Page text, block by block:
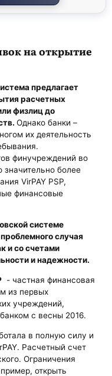
на открытие
предлагает
расчетных
физлиц до
Однако банки –
их деятельность
финучреждений во
более
VirPAY PSP,
финансовые
системе
случая
и со счетами
и надежности.
- частная финансовая
из первых
учреждений,
с весны 2016.
в полную силу и
Расчетный счет
Ограничения
открыть